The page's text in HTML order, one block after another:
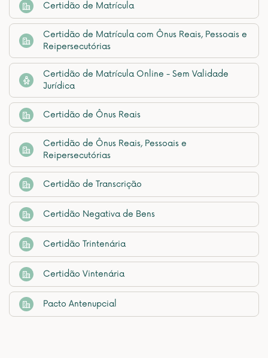
Certidão de Matrícula
Certidão de Matrícula com Ônus Reais, Pessoais e
Reipersecutórias
Certidão de Matrícula Online - Sem Validade
Jurídica
Certidão de Ônus Reais
Certidão de Ônus Reais, Pessoais e
Reipersecutórias
Certidão de Transcrição
Certidão Negativa de Bens
Certidão Trintenária
Certidão Vintenária
Pacto Antenupcial